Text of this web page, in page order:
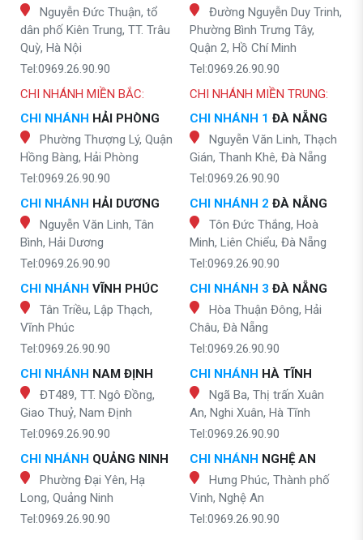
Nguyễn Đức Thuận, tổ
dân phố Kiên Trung, TT. Trâu
Quỳ, Hà Nội
Tel:0969.26.90.90
Đường Nguyễn Duy Trinh,
Phường Bình Trưng Tây,
Quận 2, Hồ Chí Minh
Tel:0969.26.90.90
CHI NHÁNH MIỀN BẮC:
CHI NHÁNH HẢI PHÒNG
Phường Thượng Lý, Quận
Hồng Bàng, Hải Phòng
Tel:0969.26.90.90
CHI NHÁNH HẢI DƯƠNG
Nguyễn Văn Linh, Tân
Bình, Hải Dương
Tel:0969.26.90.90
CHI NHÁNH VĨNH PHÚC
Tân Triều, Lập Thạch,
Vĩnh Phúc
Tel:0969.26.90.90
CHI NHÁNH NAM ĐỊNH
ĐT489, TT. Ngô Đồng,
Giao Thuỷ, Nam Định
Tel:0969.26.90.90
CHI NHÁNH QUẢNG NINH
Phường Đại Yên, Hạ
Long, Quảng Ninh
Tel:0969.26.90.90
CHI NHÁNH MIỀN TRUNG:
CHI NHÁNH 1 ĐÀ NẴNG
Nguyễn Văn Linh, Thạch
Gián, Thanh Khê, Đà Nẵng
Tel:0969.26.90.90
CHI NHÁNH 2 ĐÀ NẴNG
Tôn Đức Thắng, Hoà
Minh, Liên Chiểu, Đà Nẵng
Tel:0969.26.90.90
CHI NHÁNH 3 ĐÀ NẴNG
Hòa Thuận Đông, Hải
Châu, Đà Nẵng
Tel:0969.26.90.90
CHI NHÁNH HÀ TĨNH
Ngã Ba, Thị trấn Xuân
An, Nghi Xuân, Hà Tĩnh
Tel:0969.26.90.90
CHI NHÁNH NGHỆ AN
Hưng Phúc, Thành phố
Vinh, Nghệ An
Tel:0969.26.90.90